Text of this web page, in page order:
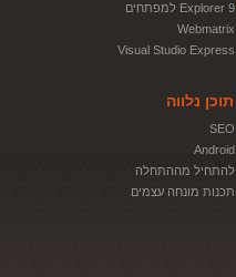
Explorer 9 למפתחים
Webmatrix
Visual Studio Express
תוכן נלווה
SEO
Android
להתחיל מההתחלה
תכנות מונחה עצמים